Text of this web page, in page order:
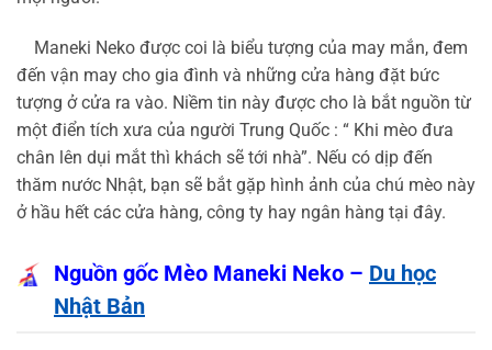
Maneki Neko được coi là biểu tượng của may mắn, đem
đến vận may cho gia đình và những cửa hàng đặt bức
tượng ở cửa ra vào. Niềm tin này được cho là bắt nguồn từ
một điển tích xưa của người Trung Quốc : “ Khi mèo đưa
chân lên dụi mắt thì khách sẽ tới nhà”. Nếu có dịp đến
thăm nước Nhật, bạn sẽ bắt gặp hình ảnh của chú mèo này
ở hầu hết các cửa hàng, công ty hay ngân hàng tại đây.
Nguồn gốc Mèo Maneki Neko – Du học
Nhật Bản